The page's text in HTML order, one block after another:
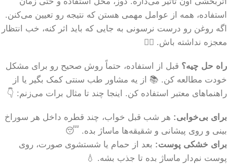
استفاده، همه از عوامل مهمی هستن که نتیجه رو تعیین می‌کنن.
اگه روغن رو درست نرسونی به جایی که باید اثر کنه، خب انتظار
معجزه نداشته باش. 🤷‍♂️
راه حل چیه؟ قبل از استفاده، حتماً روش صحیح رو برای مشکل
خودت مطالعه کن. 📚 از یه مشاور طب سنتی کمک بگیر یا از
راهنماهای معتبر استفاده کن. اینجا چند تا مثال برات می‌زنم: 👇
برای بی‌خوابی: هر شب قبل خواب، چند قطره داخل هر سوراخ
بینی و روی پیشانی و شقیقه‌ها ماساژ بده. 😴
برای خشکی پوست: بعد از حمام یا شستشوی صورت، روی
پوست نم‌دار ماساژ بده تا جذب بشه. 💧